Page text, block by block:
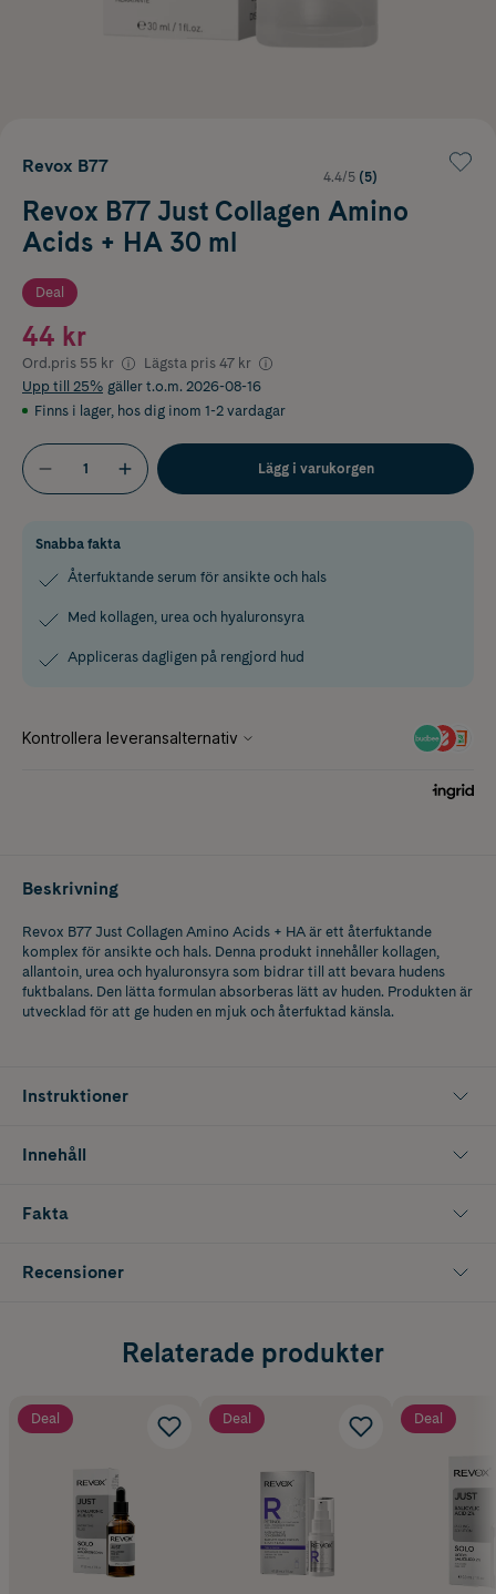
Revox B77
4.4/5 (5)
Revox B77 Just Collagen Amino
Acids + HA 30 ml
Deal
44 kr
Ord.pris 55 kr Lägsta pris 47 kr
Upp till 25% gäller t.o.m. 2026-08-16
Finns i lager, hos dig inom 1-2 vardagar
Lägg i varukorgen
Snabba fakta
Återfuktande serum för ansikte och hals
Med kollagen, urea och hyaluronsyra
Appliceras dagligen på rengjord hud
Beskrivning
Revox B77 Just Collagen Amino Acids + HA är ett återfuktande
komplex för ansikte och hals. Denna produkt innehåller kollagen,
allantoin, urea och hyaluronsyra som bidrar till att bevara hudens
fuktbalans. Den lätta formulan absorberas lätt av huden. Produkten är
utvecklad för att ge huden en mjuk och återfuktad känsla.
Instruktioner
Innehåll
Fakta
Recensioner
Relaterade produkter
Deal Deal Deal